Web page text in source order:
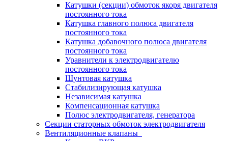
Катушки (секции) обмоток якоря двигателя
постоянного тока
Катушка главного полюса двигателя
постоянного тока
Катушка добавочного полюса двигателя
постоянного тока
Уравнители к электродвигателю
постоянного тока
Шунтовая катушка
Стабилизирующая катушка
Независимая катушка
Компенсационная катушка
Полюс электродвигателя, генератора
Секции статорных обмоток электродвигателя
Вентиляционные клапаны